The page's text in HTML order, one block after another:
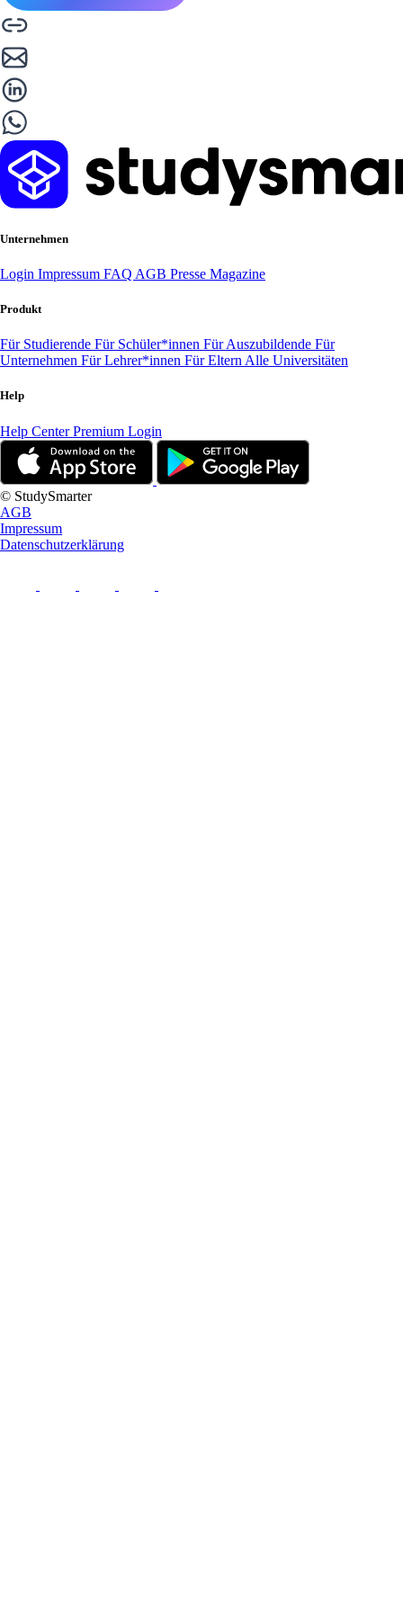
Unternehmen
Login Impressum FAQ AGB Presse Magazine
Produkt
Für Studierende Für Schüler*innen Für Auszubildende Für
Unternehmen Für Lehrer*innen Für Eltern Alle Universitäten
Help
Help CenterPremium Login
© StudySmarter
AGB
Impressum
Datenschutzerklärung